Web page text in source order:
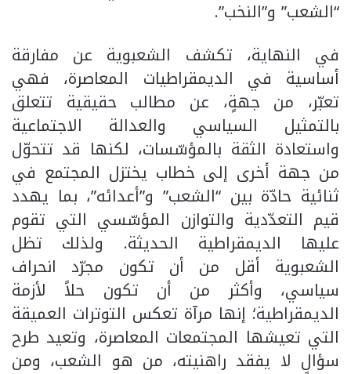
“الشعب” و”النخب”.
في النهاية، تكشف الشعبوية عن مفارقة
أساسية في الديمقراطيات المعاصرة، فهي
تعبّر، من جهةٍ، عن مطالب حقيقية تتعلق
بالتمثيل السياسي والعدالة الاجتماعية
واستعادة الثقة بالمؤسّسات، لكنها قد تتحوّل
من جهة أخرى إلى خطاب يختزل المجتمع في
ثنائية حادّة بين “الشعب” و”أعدائه”، بما يهدد
قيم التعدّدية والتوازن المؤسّسي التي تقوم
عليها الديمقراطية الحديثة. ولذلك تظل
الشعبوية أقل من أن تكون مجرّد انحراف
سياسي، وأكثر من أن تكون حلاً لأزمة
الديمقراطية؛ إنها مرآة تعكس التوترات العميقة
التي تعيشها المجتمعات المعاصرة، وتعيد طرح
سؤالٍ لا يفقد راهنيته، من هو الشعب، ومن